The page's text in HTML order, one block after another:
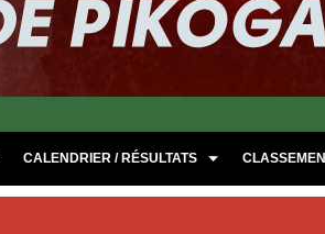
CALENDRIER / RÉSULTATS